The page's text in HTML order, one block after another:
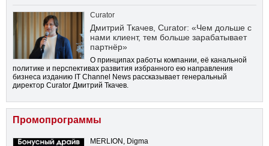
Curator
Дмитрий Ткачев, Curator: «Чем дольше с
нами клиент, тем больше зарабатывает
партнёр»
О принципах работы компании, её канальной
политике и перспективах развития избранного ею направления
бизнеса изданию IT Channel News рассказывает генеральный
директор Curator Дмитрий Ткачев.
Промопрограммы
MERLION, Digma